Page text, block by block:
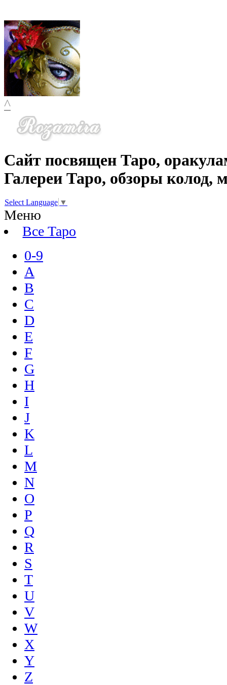
^
Сайт посвящен Таро,
Галереи Таро, обзоры колод,
Select Language ▼
Меню
Все Таро
0-9
A
B
C
D
E
F
G
H
I
J
K
L
M
N
O
P
Q
R
S
T
U
V
W
X
Y
Z